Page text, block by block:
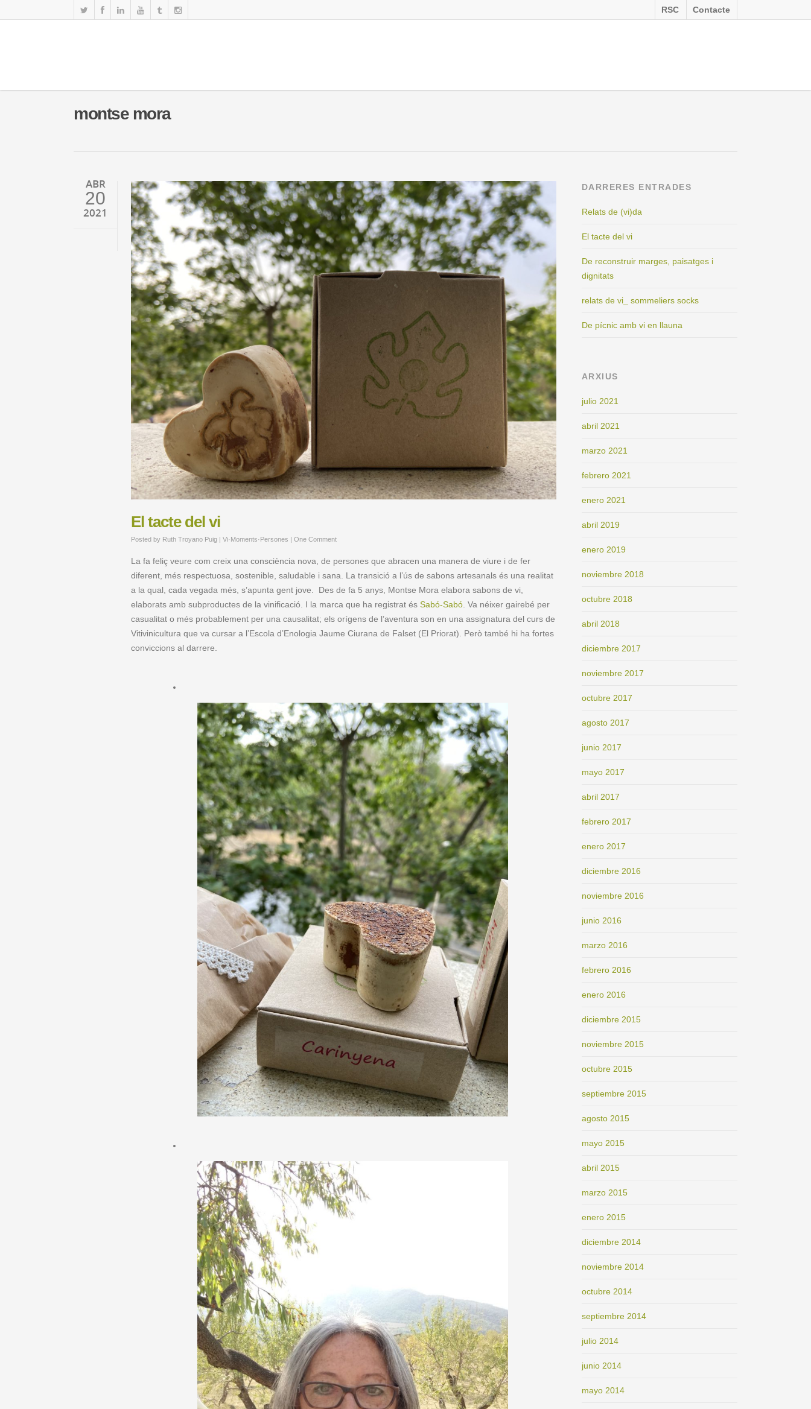
RSC Contacte
montse mora
ABR
20
2021
El tacte del vi
Posted by Ruth Troyano Puig | Vi·Moments·Persones | One Comment
La fa feliç veure com creix una consciència nova, de persones que abracen una manera de viure i de fer
diferent, més respectuosa, sostenible, saludable i sana. La transició a l’ús de sabons artesanals és una realitat
a la qual, cada vegada més, s’apunta gent jove. Des de fa 5 anys, Montse Mora elabora sabons de vi,
elaborats amb subproductes de la vinificació. I la marca que ha registrat és Sabó-Sabó . Va néixer gairebé per
casualitat o més probablement per una causalitat; els orígens de l’aventura son en una assignatura del curs de
Vitivinicultura que va cursar a l’Escola d’Enologia Jaume Ciurana de Falset (El Priorat). Però també hi ha fortes
conviccions al darrere.
DARRERES ENTRADES
Relats de (vi)da
El tacte del vi
De reconstruir marges, paisatges i
dignitats
relats de vi_ sommeliers socks
De pícnic amb vi en llauna
ARXIUS
julio 2021
abril 2021
marzo 2021
febrero 2021
enero 2021
abril 2019
enero 2019
noviembre 2018
octubre 2018
abril 2018
diciembre 2017
noviembre 2017
octubre 2017
agosto 2017
junio 2017
mayo 2017
abril 2017
febrero 2017
enero 2017
diciembre 2016
noviembre 2016
junio 2016
marzo 2016
febrero 2016
enero 2016
diciembre 2015
noviembre 2015
octubre 2015
septiembre 2015
agosto 2015
mayo 2015
abril 2015
marzo 2015
enero 2015
diciembre 2014
noviembre 2014
octubre 2014
septiembre 2014
julio 2014
junio 2014
mayo 2014